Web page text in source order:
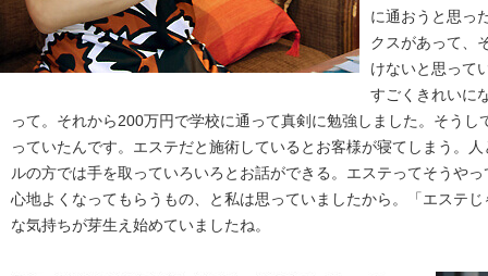
に通おうと思っ
クスがあって、
けないと思って
すごくきれいに
って。それから200万円で学校に通って真剣に勉強しました。そう
っていたんです。エステだと施術しているとお客様が寝てしまう。
ルの方では手を取っていろいろとお話ができる。エステってそうや
心地よくなってもらうもの、と私は思っていましたから。「エステ
な気持ちが芽生え始めていましたね。